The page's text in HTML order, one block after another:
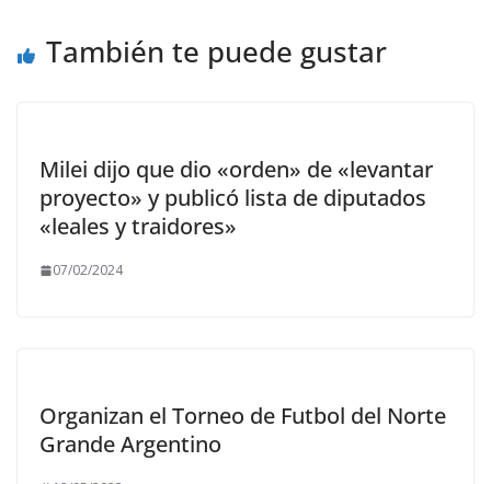
También te puede gustar
Milei dijo que dio «orden» de «levantar
proyecto» y publicó lista de diputados
«leales y traidores»
07/02/2024
Organizan el Torneo de Futbol del Norte
Grande Argentino